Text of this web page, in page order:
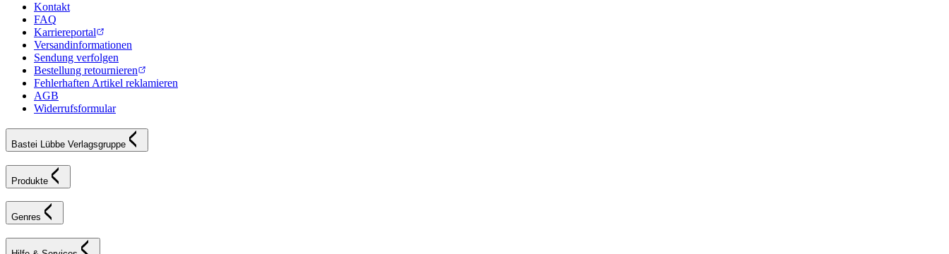
Kontakt
FAQ
Karriereportal
Versandinformationen
Sendung verfolgen
Bestellung retournieren
Fehlerhaften Artikel reklamieren
AGB
Widerrufsformular
Bastei Lübbe Verlagsgruppe
Produkte
Genres